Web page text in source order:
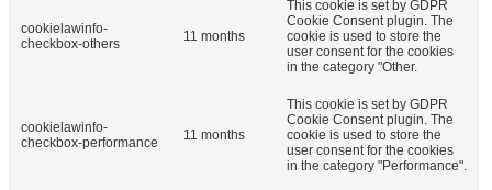
cookielawinfo-
checkbox-others
11 months
This cookie is set by GDPR
Cookie Consent plugin. The
cookie is used to store the
user consent for the cookies
in the category "Other.
cookielawinfo-
checkbox-performance
11 months
This cookie is set by GDPR
Cookie Consent plugin. The
cookie is used to store the
user consent for the cookies
in the category "Performance".